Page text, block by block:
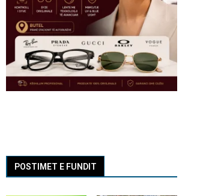
POSTIMET E FUNDIT